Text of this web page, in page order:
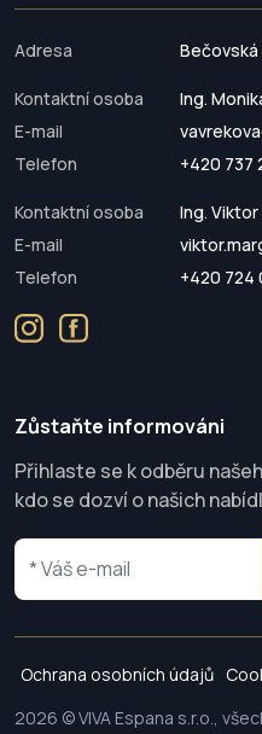
Adresa Bečovská
Kontaktní osoba
Ing.
E-mail
Telefon
+420 737
Kontaktní osoba
Ing.
E-mail
Telefon
+420 724
Zůstaňte informováni
Přihlaste se k odběru
kdo se dozví o našich
Ochrana osobních údajů
2026 © VIVA Espana s.r.o.,